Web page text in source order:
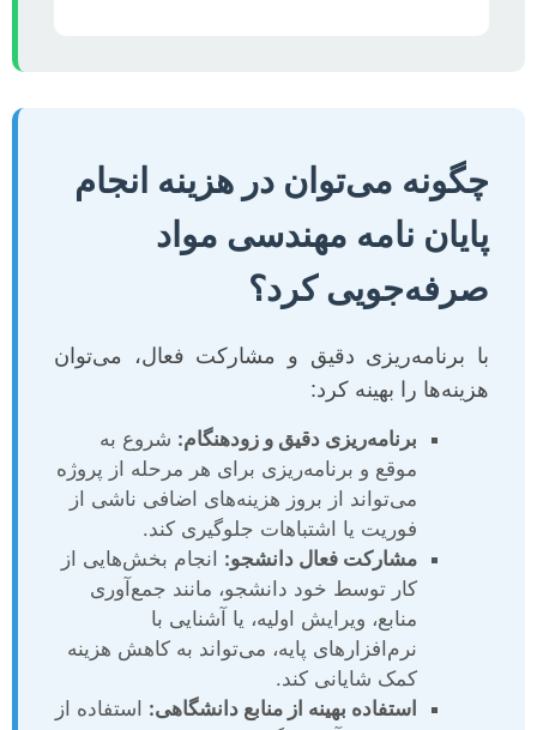
چگونه می‌توان در هزینه انجام
پایان نامه مهندسی مواد
صرفه‌جویی کرد؟
با برنامه‌ریزی دقیق و مشارکت فعال، می‌توان
هزینه‌ها را بهینه کرد:
برنامه‌ریزی دقیق و زودهنگام: شروع به
موقع و برنامه‌ریزی برای هر مرحله از پروژه
می‌تواند از بروز هزینه‌های اضافی ناشی از
فوریت یا اشتباهات جلوگیری کند.
مشارکت فعال دانشجو: انجام بخش‌هایی از
کار توسط خود دانشجو، مانند جمع‌آوری
منابع، ویرایش اولیه، یا آشنایی با
نرم‌افزارهای پایه، می‌تواند به کاهش هزینه
کمک شایانی کند.
استفاده بهینه از منابع دانشگاهی: استفاده از